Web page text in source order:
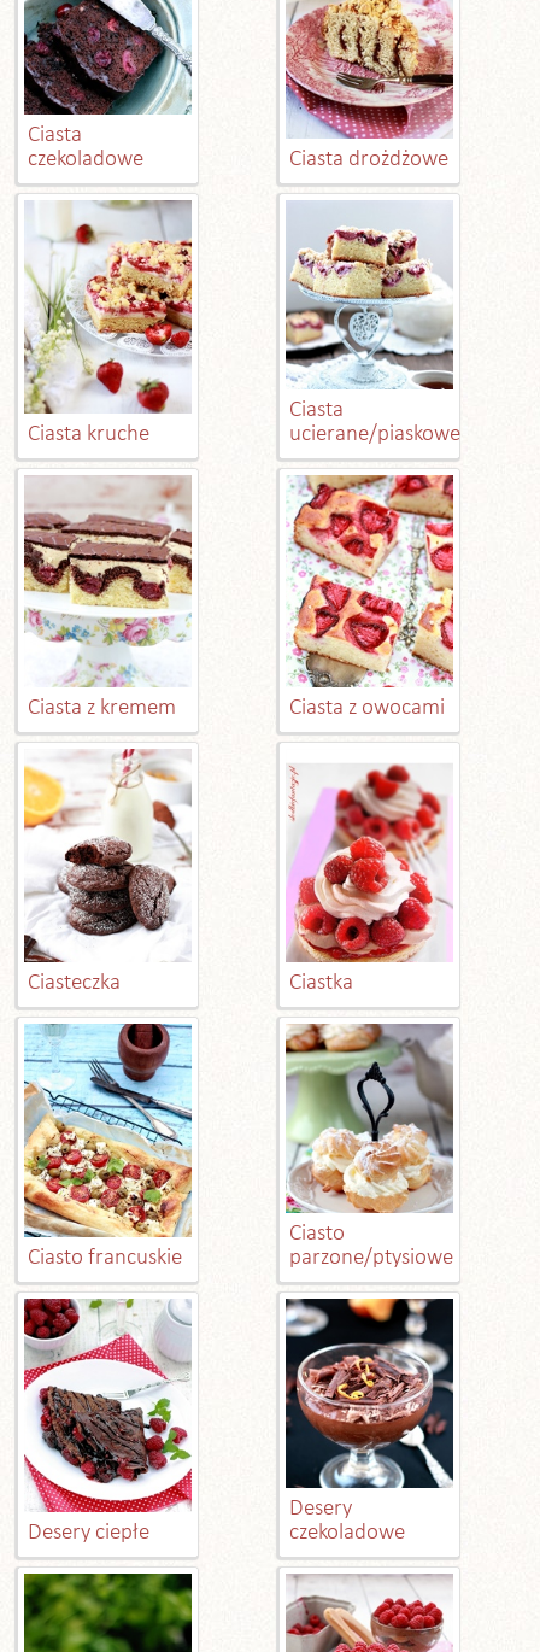
Ciasta
czekoladowe
Ciasta drożdżowe
Ciasta kruche
Ciasta
ucierane/piaskowe
Ciasta z kremem Ciasta z owocami
Ciasteczka Ciastka
Ciasto francuskie
Ciasto
parzone/ptysiowe
Desery ciepłe
Desery
czekoladowe